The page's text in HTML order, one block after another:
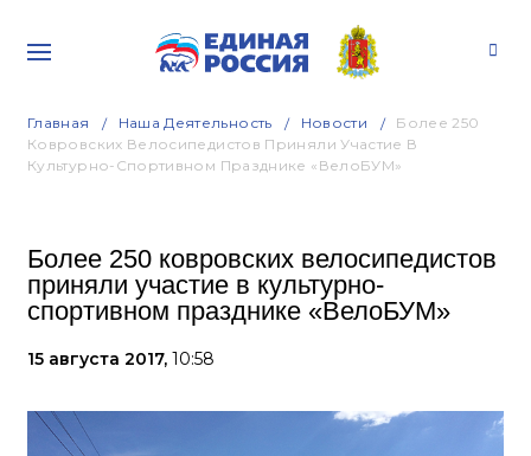
Главная Наша Деятельность Новости
Более 250
Ковровских Велосипедистов Приняли Участие В
Культурно-Спортивном Празднике «ВелоБУМ»
Более 250 ковровских велосипедистов
приняли участие в культурно-
спортивном празднике «ВелоБУМ»
15 августа 2017, 10:58